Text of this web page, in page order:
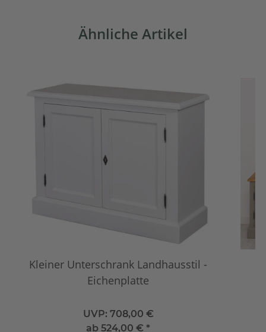
Ähnliche Artikel
Kleiner Unterschrank Landhausstil -
Eichenplatte
UVP: 708,00 €
ab524,00 € *